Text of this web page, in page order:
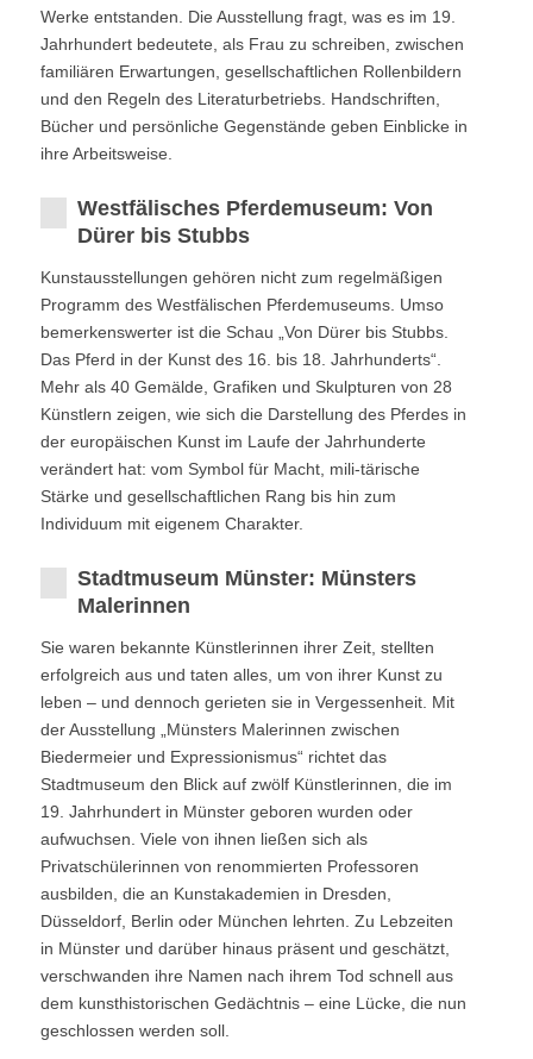
Werke entstanden. Die Ausstellung fragt, was es im 19.
Jahrhundert bedeutete, als Frau zu schreiben, zwischen
familiären Erwartungen, gesellschaftlichen Rollenbildern
und den Regeln des Literaturbetriebs. Handschriften,
Bücher und persönliche Gegenstände geben Einblicke in
ihre Arbeitsweise.
Westfälisches Pferdemuseum: Von
Dürer bis Stubbs
Kunstausstellungen gehören nicht zum regelmäßigen
Programm des Westfälischen Pferdemuseums. Umso
bemerkenswerter ist die Schau „Von Dürer bis Stubbs.
Das Pferd in der Kunst des 16. bis 18. Jahrhunderts“.
Mehr als 40 Gemälde, Grafiken und Skulpturen von 28
Künstlern zeigen, wie sich die Darstellung des Pferdes in
der europäischen Kunst im Laufe der Jahrhunderte
verändert hat: vom Symbol für Macht, mili-tärische
Stärke und gesellschaftlichen Rang bis hin zum
Individuum mit eigenem Charakter.
Stadtmuseum Münster: Münsters
Malerinnen
Sie waren bekannte Künstlerinnen ihrer Zeit, stellten
erfolgreich aus und taten alles, um von ihrer Kunst zu
leben – und dennoch gerieten sie in Vergessenheit. Mit
der Ausstellung „Münsters Malerinnen zwischen
Biedermeier und Expressionismus“ richtet das
Stadtmuseum den Blick auf zwölf Künstlerinnen, die im
19. Jahrhundert in Münster geboren wurden oder
aufwuchsen. Viele von ihnen ließen sich als
Privatschülerinnen von renommierten Professoren
ausbilden, die an Kunstakademien in Dresden,
Düsseldorf, Berlin oder München lehrten. Zu Lebzeiten
in Münster und darüber hinaus präsent und geschätzt,
verschwanden ihre Namen nach ihrem Tod schnell aus
dem kunsthistorischen Gedächtnis – eine Lücke, die nun
geschlossen werden soll.